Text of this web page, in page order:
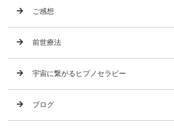
ご感想
前世療法
宇宙に繋がるヒプノセラピー
ブログ